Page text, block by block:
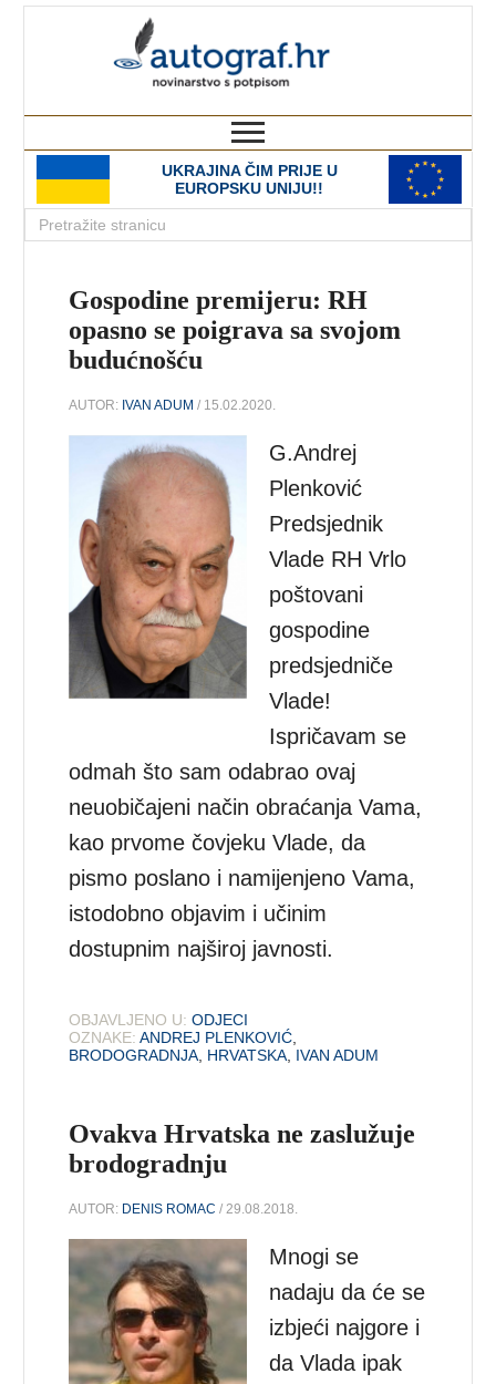
UKRAJINA ČIM PRIJE U
EUROPSKU UNIJU!!
Gospodine premijeru: RH
opasno se poigrava sa svojom
budućnošću
AUTOR: IVAN ADUM / 15.02.2020.
G.Andrej
Plenković
Predsjednik
Vlade RH Vrlo
poštovani
gospodine
predsjedniče
Vlade!
Ispričavam se
odmah što sam odabrao ovaj
neuobičajeni način obraćanja Vama,
kao prvome čovjeku Vlade, da
pismo poslano i namijenjeno Vama,
istodobno objavim i učinim
dostupnim najširoj javnosti.
OBJAVLJENO U: ODJECI
OZNAKE: ANDREJ PLENKOVIĆ
BRODOGRADNJA HRVATSKA IVAN ADUM
Ovakva Hrvatska ne zaslužuje
brodogradnju
AUTOR: DENIS ROMAC / 29.08.2018.
Mnogi se
nadaju da će se
izbjeći najgore i
da Vlada ipak